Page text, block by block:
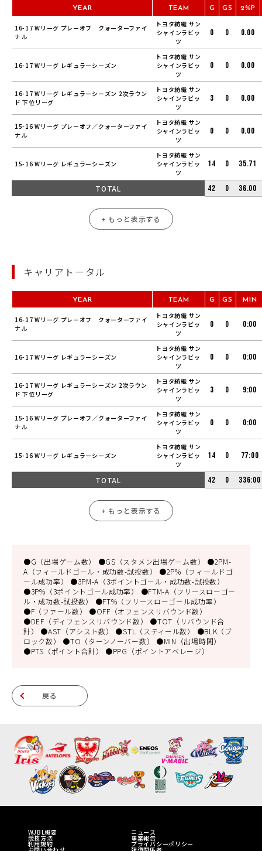
YEAR TEAM G GS 2%P
16-17 Wリーグ プレーオフ クォーターファイ
ナル
トヨタ紡織 サン
シャインラビッ
ツ
0 0 0.00
16-17 Wリーグ レギュラーシーズン
トヨタ紡織 サン
シャインラビッ
ツ
0 0 0.00
16-17 Wリーグ レギュラーシーズン 2次ラウン
ド 下位リーグ
トヨタ紡織 サン
シャインラビッ
ツ
3 0 0.00
15-16 Wリーグ プレーオフ／クォーターファイ
ナル
トヨタ紡織 サン
シャインラビッ
ツ
0 0 0.00
15-16 Wリーグ レギュラーシーズン
トヨタ紡織 サン
シャインラビッ
ツ
14 0 35.71
TOTAL 42 0 36.00
+ もっと表示する
キャリアトータル
YEAR TEAM G GS MIN
16-17 Wリーグ プレーオフ クォーターファイ
ナル
トヨタ紡織 サン
シャインラビッ
ツ
0 0 0:00
16-17 Wリーグ レギュラーシーズン
トヨタ紡織 サン
シャインラビッ
ツ
0 0 0:00
16-17 Wリーグ レギュラーシーズン 2次ラウン
ド 下位リーグ
トヨタ紡織 サン
シャインラビッ
ツ
3 0 9:00
15-16 Wリーグ プレーオフ／クォーターファイ
ナル
トヨタ紡織 サン
シャインラビッ
ツ
0 0 0:00
15-16 Wリーグ レギュラーシーズン
トヨタ紡織 サン
シャインラビッ
ツ
14 0 77:00
TOTAL 42 0 336:00
+ もっと表示する
●G（出場ゲーム数） ●GS（スタメン出場ゲーム数） ●2PM-
A（フィールドゴール・成功数-試投数） ●2P%（フィールドゴ
ール成功率） ●3PM-A（3ポイントゴール・成功数-試投数）
●3P%（3ポイントゴール成功率） ●FTM-A（フリースローゴー
ル・成功数-試投数） ●FT%（フリースローゴール成功率）
●F（ファール数） ●OFF（オフェンスリバウンド数）
●DEF（ディフェンスリバウンド数） ●TOT（リバウンド合
計） ●AST（アシスト数） ●STL（スティール数） ●BLK（ブ
ロック数） ●TO（ターンノーバー数） ●MIN（出場時間）
●PTS（ポイント合計） ●PPG（ポイントアベレージ）
戻る
WJBL概要 ニュース
競技方法 事業報告
利用規約 プライバシーポリシー